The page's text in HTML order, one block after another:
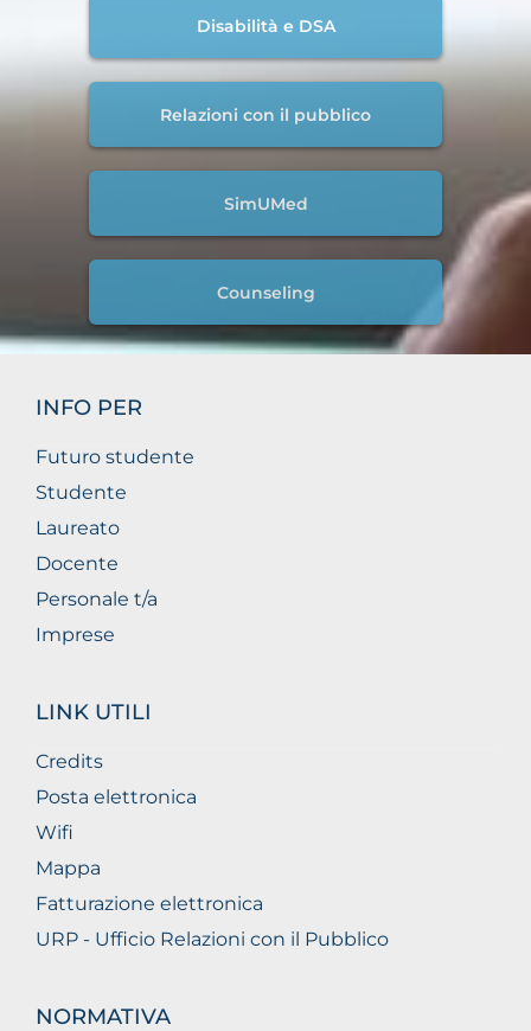
Disabilità e DSA
Relazioni con il pubblico
SimUMed
Counseling
INFO PER
Futuro studente
Studente
Laureato
Docente
Personale t/a
Imprese
LINK UTILI
Credits
Posta elettronica
Wifi
Mappa
Fatturazione elettronica
URP - Ufficio Relazioni con il Pubblico
NORMATIVA